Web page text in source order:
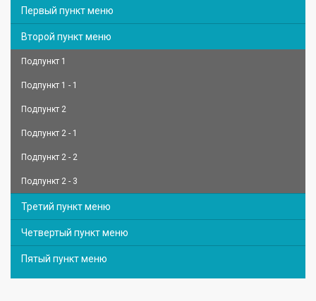
Первый пункт меню
Второй пункт меню
Подпункт 1
Подпункт 1 - 1
Подпункт 2
Подпункт 2 - 1
Подпункт 2 - 2
Подпункт 2 - 3
Третий пункт меню
Четвертый пункт меню
Пятый пункт меню